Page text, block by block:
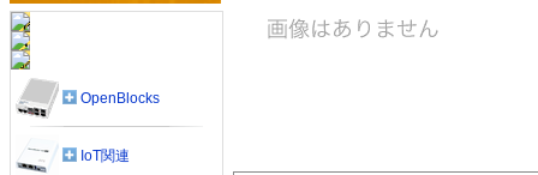
OpenBlocks
IoT関連